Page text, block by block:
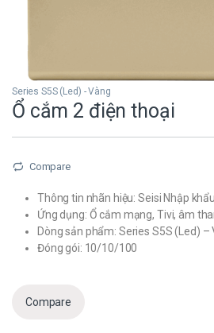
Series S5S (Led) - Vàng
Ổ cắm 2 điện thoại
Compare
Thông tin nhãn hiệu: Seisi Nhập khẩu
Ứng dụng: Ổ cắm mạng, Tivi, âm
Dòng sản phẩm: Series S5S (Led)
Đóng gói: 10/10/100
Compare